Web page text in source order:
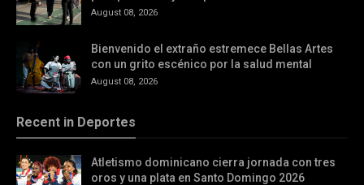
August 08, 2026
Bienvenido el extraño estremece Bellas Artes
con un grito escénico por la salud mental
August 08, 2026
Recent in Deportes
Atletismo dominicano cierra jornada con tres
oros y una plata en Santo Domingo 2026